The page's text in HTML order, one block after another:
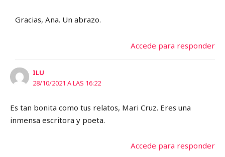
Gracias, Ana. Un abrazo.
Accede para responder
ILU
28/10/2021 A LAS 16:22
Es tan bonita como tus relatos, Mari Cruz. Eres una
inmensa escritora y poeta.
Accede para responder